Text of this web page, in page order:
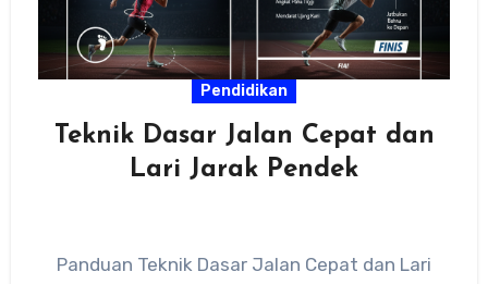
Pendidikan
Teknik Dasar Jalan Cepat dan
Lari Jarak Pendek
Panduan Teknik Dasar Jalan Cepat dan Lari